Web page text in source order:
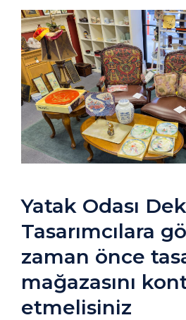
Yatak Odası
Tasarımcılara
zaman önce
mağazasını
etmelisiniz